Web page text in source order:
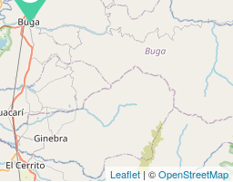
Leaflet | ©OpenStreetMap